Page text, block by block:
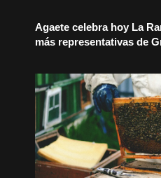
Agaete celebra hoy La
más representativas de